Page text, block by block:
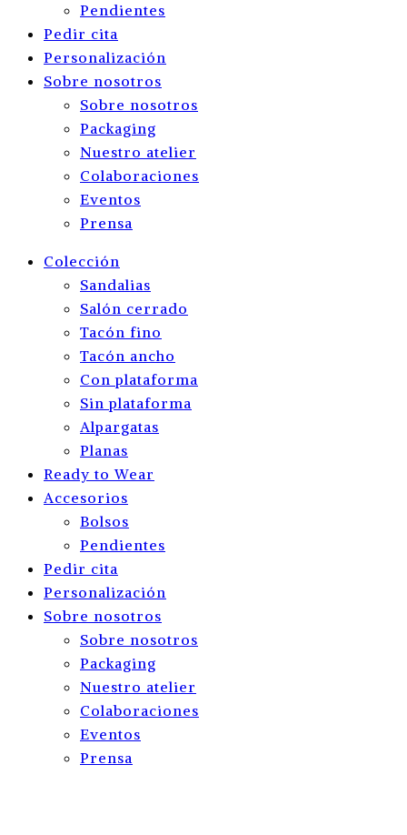
Pendientes
Pedir cita
Personalización
Sobre nosotros
Sobre nosotros
Packaging
Nuestro atelier
Colaboraciones
Eventos
Prensa
Colección
Sandalias
Salón cerrado
Tacón fino
Tacón ancho
Con plataforma
Sin plataforma
Alpargatas
Planas
Ready to Wear
Accesorios
Bolsos
Pendientes
Pedir cita
Personalización
Sobre nosotros
Sobre nosotros
Packaging
Nuestro atelier
Colaboraciones
Eventos
Prensa